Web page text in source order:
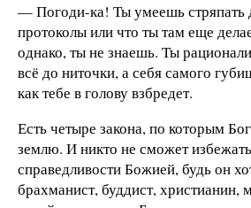
— Погоди-ка! Ты умеешь стряпать
протоколы или что ты там еще
однако, ты не знаешь. Ты
всё до ниточки, а себя самого
как тебе в голову взбредет.
Есть четыре закона, по которым
землю. И никто не сможет
справедливости Божией, будь он
брахманист, буддист, христианин,